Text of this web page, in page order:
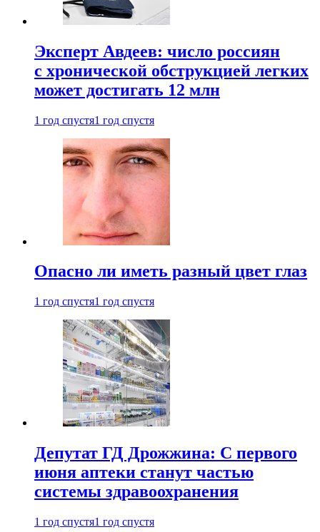
Эксперт Авдеев: число россиян
с хронической обструкцией легких
может достигать 12 млн
1 год спустя1 год спустя
Опасно ли иметь разный цвет глаз
1 год спустя1 год спустя
Депутат ГД Дрожжина: С первого
июня аптеки станут частью
системы здравоохранения
1 год спустя1 год спустя